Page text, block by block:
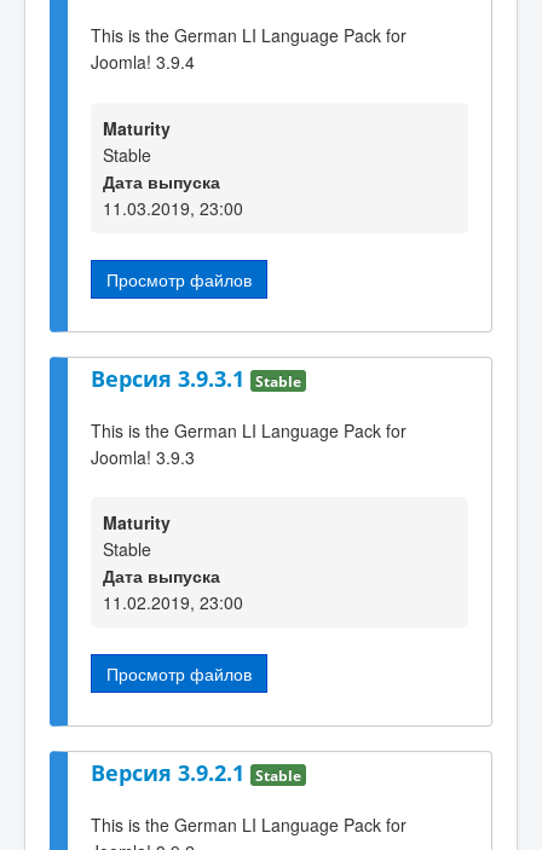
This is the German LI Language Pack for
Joomla! 3.9.4
Maturity
Stable
Дата выпуска
11.03.2019, 23:00
Просмотр файлов
Версия 3.9.3.1 Stable
This is the German LI Language Pack for
Joomla! 3.9.3
Maturity
Stable
Дата выпуска
11.02.2019, 23:00
Просмотр файлов
Версия 3.9.2.1 Stable
This is the German LI Language Pack for